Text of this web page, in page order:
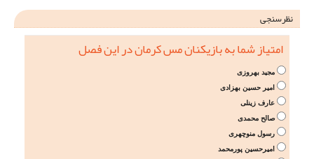
نظرسنجی
امتیاز شما به بازیکنان مس کرمان در این فصل
مجید بهروزی
امیر حسین بهزادی
عارف زینلی
صالح محمدی
رسول منوچهری
امیرحسین پورمحمد